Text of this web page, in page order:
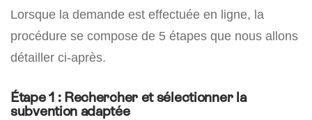
Lorsque la demande est effectuée en ligne, la
procédure se compose de 5 étapes que nous allons
détailler ci-après.
Étape 1 : Rechercher et sélectionner la
subvention adaptée